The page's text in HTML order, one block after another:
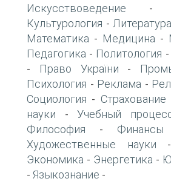
Искусствоведение -
Культурология - Литература
Математика - Медицина -
Педагогика - Политология -
- Право України -
Психология - Реклама -
Социология - Страхование
науки - Учебный
Философия - Финансы
Художественные науки
Экономика - Энергетика -
- Языкознание -